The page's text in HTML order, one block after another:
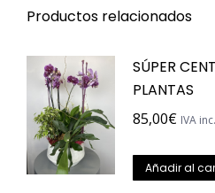
Productos relacionados
SÚPER
PLANTAS
85,00€ IVA inc.
Añadir al